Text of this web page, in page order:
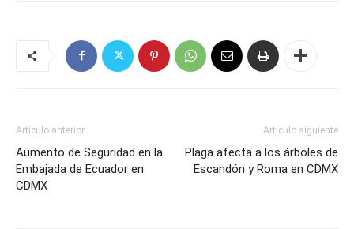
Artículo anterior
Aumento de Seguridad en la
Embajada de Ecuador en
CDMX
Artículo siguiente
Plaga afecta a los árboles de
Escandón y Roma en CDMX